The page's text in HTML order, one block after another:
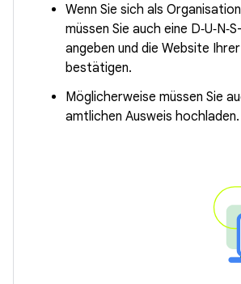
Wenn Sie sich als
müssen Sie auch eine
angeben und die Website
bestätigen.
Möglicherweise müssen Sie
amtlichen Ausweis hochladen.